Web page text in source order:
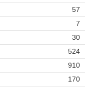
57
7
30
524
910
170